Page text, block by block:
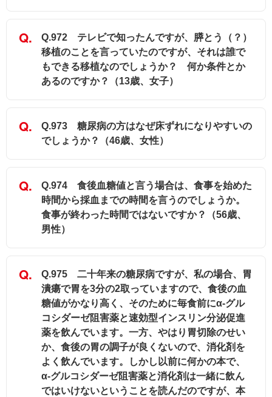
Q.972 テレビで知ったんですが、膵とう（？）
移植のことを言っていたのですが、それは誰で
もできる移植なのでしょうか？ 何か条件とか
あるのですか？（13歳、女子）
Q.973 糖尿病の方はなぜ床ずれになりやすいの
でしょうか？（46歳、女性）
Q.974 食後血糖値と言う場合は、食事を始めた
時間から採血までの時間を言うのでしょうか。
食事が終わった時間ではないですか？（56歳、
男性）
Q.975 二十年来の糖尿病ですが、私の場合、胃
潰瘍で胃を3分の2取っていますので、食後の血
糖値がかなり高く、そのために毎食前にα-グル
コシダーゼ阻害薬と速効型インスリン分泌促進
薬を飲んでいます。一方、やはり胃切除のせい
か、食後の胃の調子が良くないので、消化剤を
よく飲んでいます。しかし以前に何かの本で、
α-グルコシダーゼ阻害薬と消化剤は一緒に飲ん
ではいけないということを読んだのですが、本